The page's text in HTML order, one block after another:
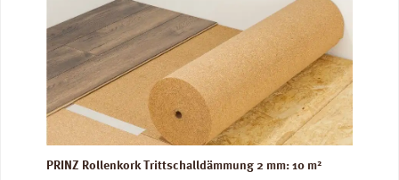
PRINZ Rollenkork Trittschalldämmung 2 mm: 10 m²